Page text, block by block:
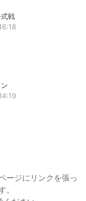
戦
ージにリンクを張っ
。